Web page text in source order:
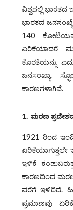
ವಿಶ್ವದಲ್ಲಿ ಭಾರತದ
ಭಾರತದ
140
ಏರಿಕೆಯಾದರೆ
ಕೊರತೆಯನ್ನು
ಜನಸಂಖ್ಯಾ
ಕಾರಣಗಳಾಗಿವೆ.
1. ಮರಣ
1921 ರಿಂದ
ಏರಿಕೆಯಾಗುತ್ತಲೇ
ಇಳಿಕೆ
ಕಾರಣದಿಂದ ಮರಣ
ವರೆಗೆ ಇಳಿದಿದೆ.
ಪ್ರಮಾಣವು